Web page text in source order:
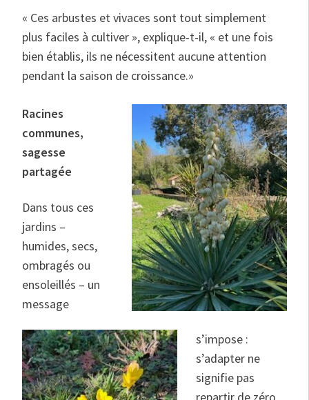
« Ces arbustes et vivaces sont tout simplement
plus faciles à cultiver », explique-t-il, « et une fois
bien établis, ils ne nécessitent aucune attention
pendant la saison de croissance.»
Racines
communes,
sagesse
partagée
Dans tous ces
jardins –
humides, secs,
ombragés ou
ensoleillés – un
message
s’impose :
s’adapter ne
signifie pas